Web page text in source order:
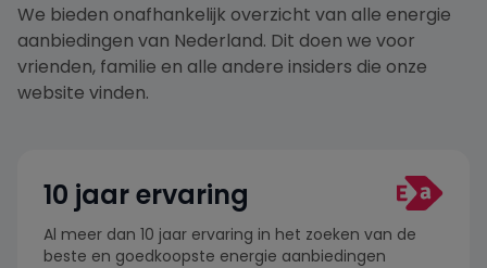
We bieden onafhankelijk overzicht van alle energie
aanbiedingen van Nederland. Dit doen we voor
vrienden, familie en alle andere insiders die onze
website vinden.
10 jaar ervaring
Al meer dan 10 jaar ervaring in het zoeken van de
beste en goedkoopste energie aanbiedingen